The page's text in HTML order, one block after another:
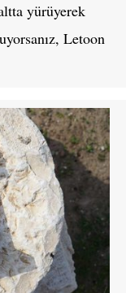
yürüyerek
Letoon